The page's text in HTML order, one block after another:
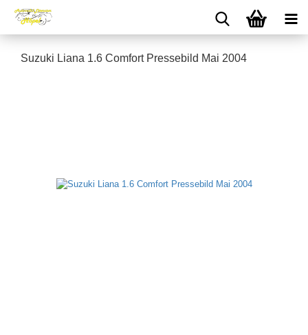
Suzuki Liana 1.6 Comfort Pressebild Mai 2004